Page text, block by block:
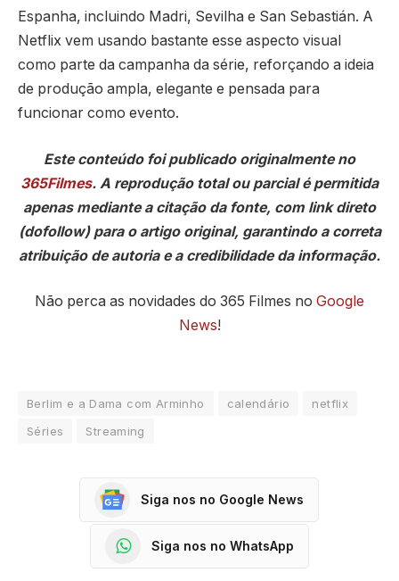
Espanha, incluindo Madri, Sevilha e San Sebastián. A
Netflix vem usando bastante esse aspecto visual
como parte da campanha da série, reforçando a ideia
de produção ampla, elegante e pensada para
funcionar como evento.
Este conteúdo foi publicado originalmente no
365Filmes. A reprodução total ou parcial é permitida
apenas mediante a citação da fonte, com link direto
(dofollow) para o artigo original, garantindo a correta
atribuição de autoria e a credibilidade da informação.
Não perca as novidades do 365 Filmes no Google
News!
Berlim e a Dama com Arminho calendário
netflix
Séries
Streaming
Siga nos no Google News
Siga nos no WhatsApp